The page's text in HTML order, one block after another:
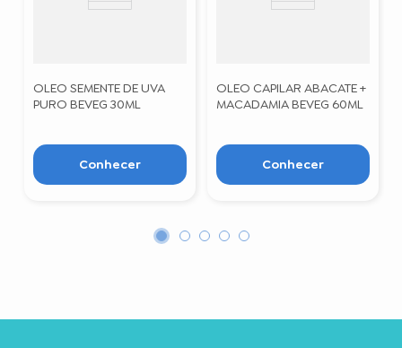
OLEO SEMENTE DE UVA
PURO BEVEG 30ML
Conhecer
OLEO CAPILAR ABACATE +
MACADAMIA BEVEG 60ML
Conhecer